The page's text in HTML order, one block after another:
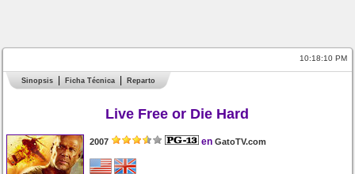
10:18:10 PM
Sinopsis Ficha Técnica Reparto
Live Free or Die Hard
2007 en GatoTV.com